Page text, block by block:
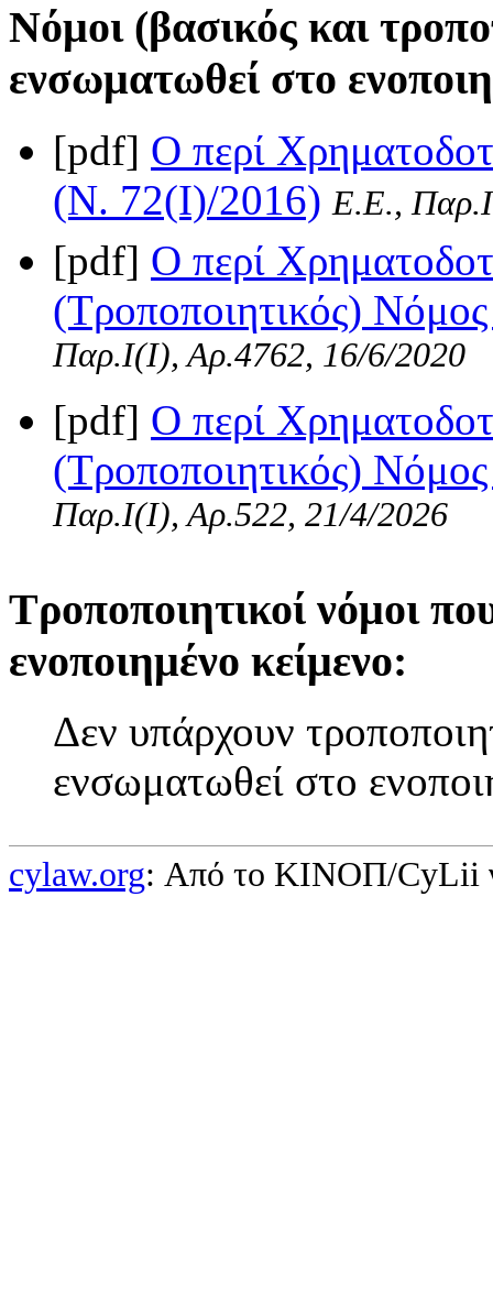
Νόμοι (βασικός και
ενσωματωθεί στο
[pdf] Ο περί
(Ν. 72(I)/2016) Ε.Ε.,
[pdf] Ο περί
(Τροποποιητικός)
Παρ.Ι(I), Αρ.4762, 16/6/2020
[pdf] Ο περί
(Τροποποιητικός)
Παρ.Ι(I), Αρ.522, 21/4/2026
Τροποποιητικοί νόμοι
ενοποιημένο κείμενο:
Δεν υπάρχουν
ενσωματωθεί στο
cylaw.org: Από το ΚΙΝOΠ/CyLii